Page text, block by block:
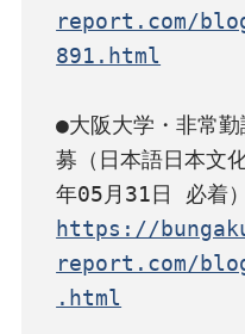
report.com/
891.html
●大阪大学・非常
募（日本語日本文
https://
report.com/
.html